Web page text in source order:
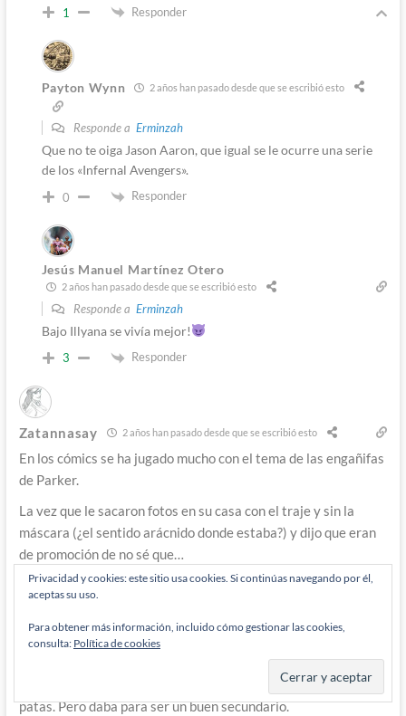
1 Responder
Payton Wynn 2 años han pasado desde que se escribió esto
Responde a Erminzah
Que no te oiga Jason Aaron, que igual se le ocurre una serie
de los «Infernal Avengers».
0 Responder
Jesús Manuel Martínez Otero
2 años han pasado desde que se escribió esto
Responde a Erminzah
Bajo Illyana se vivía mejor!
3 Responder
Zatannasay 2 años han pasado desde que se escribió esto
En los cómics se ha jugado mucho con el tema de las engañifas
de Parker.
La vez que le sacaron fotos en su casa con el traje y sin la
máscara (¿el sentido arácnido donde estaba?) y dijo que eran
de promoción de no sé que…
Jameson pasó por el aro porque no era el Bugle sino la nueva
revista qye había montado. La etapa con Saviuk (a ver si no
meto la pata otra vez) pero Robertson dijo que para nada que
él no podía dejarlo pasar.
El fotografo ese, estilo Torrente, era un personaje estereotipo
de periodista sin escrupulos; o directamente un gusano con
patas. Pero daba para ser un buen secundario.
Privacidad y cookies: este sitio usa cookies. Si continúas navegando por él,
aceptas su uso.
Para obtener más información, incluido cómo gestionar las cookies,
consulta: Política de cookies